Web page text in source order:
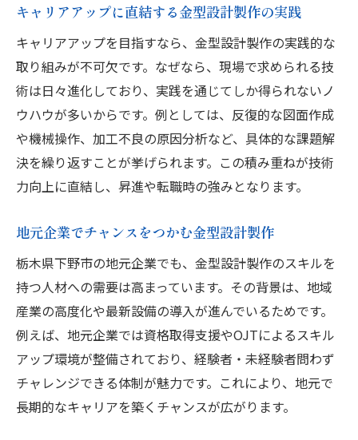
キャリアアップに直結する金型設計製作の実践
キャリアアップを目指すなら、金型設計製作の実践的な
取り組みが不可欠です。なぜなら、現場で求められる技
術は日々進化しており、実践を通じてしか得られないノ
ウハウが多いからです。例としては、反復的な図面作成
や機械操作、加工不良の原因分析など、具体的な課題解
決を繰り返すことが挙げられます。この積み重ねが技術
力向上に直結し、昇進や転職時の強みとなります。
地元企業でチャンスをつかむ金型設計製作
栃木県下野市の地元企業でも、金型設計製作のスキルを
持つ人材への需要は高まっています。その背景は、地域
産業の高度化や最新設備の導入が進んでいるためです。
例えば、地元企業では資格取得支援やOJTによるスキル
アップ環境が整備されており、経験者・未経験者問わず
チャレンジできる体制が魅力です。これにより、地元で
長期的なキャリアを築くチャンスが広がります。